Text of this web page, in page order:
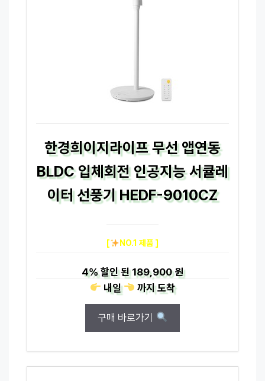
한경희이지라이프 무선 앱연동
BLDC 입체회전 인공지능 서큘레
이터 선풍기 HEDF-9010CZ
[ NO.1 제품 ]
4%할인 된189,900 원
내일
까지도착
구매 바로가기